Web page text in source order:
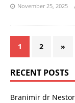
November 25, 2025
1 2 »
RECENT POSTS
Branimir dr